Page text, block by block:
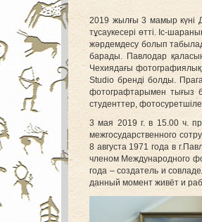
2019 жылғы 3 мамыр күні
тұсаукесері өтті. Іс-
жәрдемдесу болып
барады. Павлодар
Чехиядағы
Studio бренді болды.
фотографтарымен тығыз
студенттер,
3 мая 2019 г. в 15.00 ч.
межгосударственного
8 августа 1971 года в
членом Международного
года – создатель и
данный момент живёт и